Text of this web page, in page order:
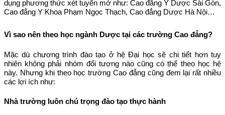
dụng phương thức xét tuyển mở như: Cao đẳng Y Dược Sài Gòn,
Cao đẳng Y Khoa Phạm Ngọc Thạch, Cao đẳng Dược Hà Nội…
Vì sao nên theo học ngành Dược tại các trường Cao đẳng?
Mặc dù chương trình đào tạo ở hệ Đại học sẽ chi tiết hơn tuy
nhiên không phải nhóm đối tượng nào cũng có thể theo học hệ
này. Nhưng khi theo học trường Cao đẳng cũng đem lại rất nhiều
các lợi ích như:
Nhà trường luôn chú trọng đào tạo thực hành